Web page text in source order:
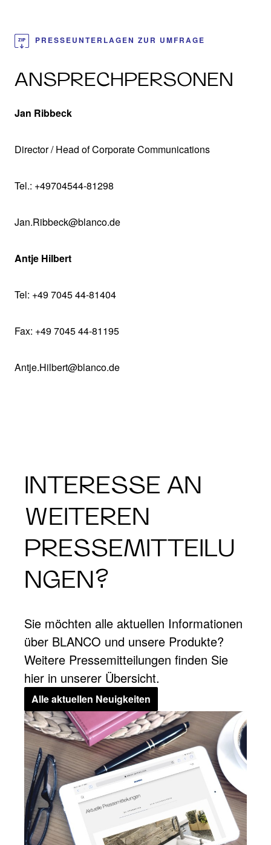
PRESSEUNTERLAGEN ZUR UMFRAGE
ANSPRECHPERSONEN
Jan Ribbeck
Director / Head of Corporate Communications
Tel.: +49704544-81298
Jan.Ribbeck@blanco.de
Antje Hilbert
Tel: +49 7045 44-81404
Fax: +49 7045 44-81195
Antje.Hilbert@blanco.de
INTERESSE AN
WEITEREN
PRESSEMITTEILU
NGEN?
Sie möchten alle aktuellen Informationen
über BLANCO und unsere Produkte?
Weitere Pressemitteilungen finden Sie
hier in unserer Übersicht.
Alle aktuellen Neuigkeiten